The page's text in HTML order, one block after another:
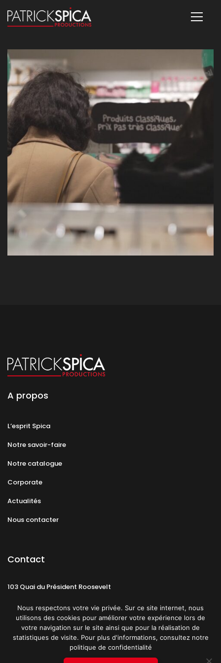
A propos
L’esprit Spica
Notre savoir-faire
Notre catalogue
Corporate
Actualités
Nous contacter
Contact
103 Quai du Président Roosevelt
CGU Politique de confidentialité
Nous respectons votre vie privée. Sur ce site internet, nous
utilisons des cookies pour améliorer votre expérience lors de
votre navigation sur le site ainsi que pour la réalisation de
statistiques de visite. Pour plus d'informations, consultez notre
politique de confidentialité